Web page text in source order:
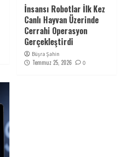
İnsansı Robotlar İlk Kez
Canlı Hayvan Üzerinde
Cerrahi Operasyon
Gerçekleştirdi
Büşra Şahin
Temmuz 25, 2026 0